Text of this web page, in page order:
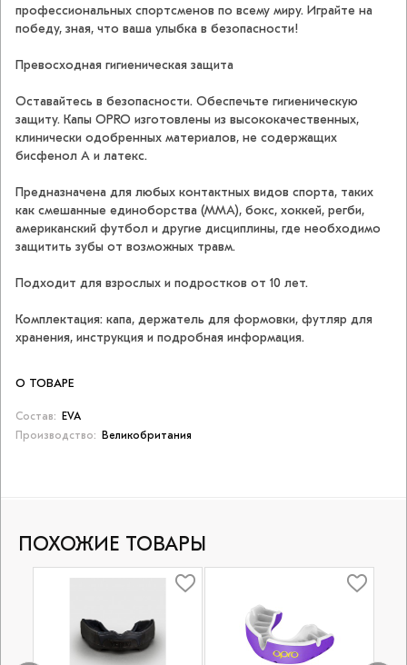
профессиональных спортсменов по всему миру. Играйте на
победу, зная, что ваша улыбка в безопасности!
Превосходная гигиеническая защита
Оставайтесь в безопасности. Обеспечьте гигиеническую
защиту. Капы OPRO изготовлены из высококачественных,
клинически одобренных материалов, не содержащих
бисфенол А и латекс.
Предназначена для любых контактных видов спорта, таких
как смешанные единоборства (ММА), бокс, хоккей, регби,
американский футбол и другие дисциплины, где необходимо
защитить зубы от возможных травм.
Подходит для взрослых и подростков от 10 лет.
Комплектация: капа, держатель для формовки, футляр для
хранения, инструкция и подробная информация.
О ТОВАРЕ
Состав:
EVA
Производство:
Великобритания
ПОХОЖИЕ ТОВАРЫ